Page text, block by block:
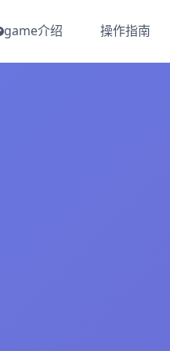
game介绍 操作指南